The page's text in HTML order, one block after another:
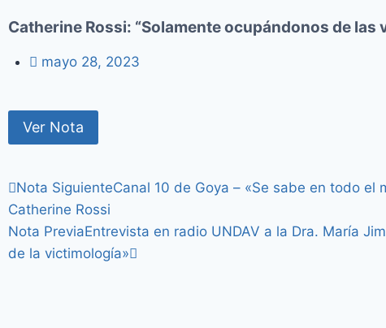
Catherine Rossi: “Solamente ocupándonos de
mayo 28, 2023
Ver Nota
Nota SiguienteCanal 10 de Goya – «Se sabe en todo
Catherine Rossi
Nota PreviaEntrevista en radio UNDAV a la Dra. María
de la victimología»